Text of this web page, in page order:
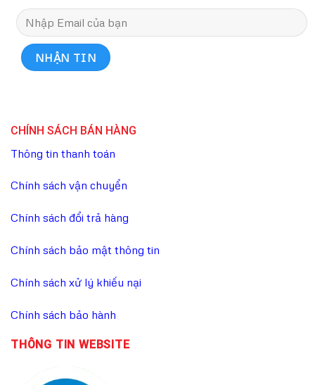
CHÍNH SÁCH BÁN HÀNG
Thông tin thanh toán
Chính sách vận chuyển
Chính sách đổi trả hàng
Chính sách bảo mật thông tin
Chính sách xử lý khiếu nại
Chính sách bảo hành
THÔNG TIN WEBSITE